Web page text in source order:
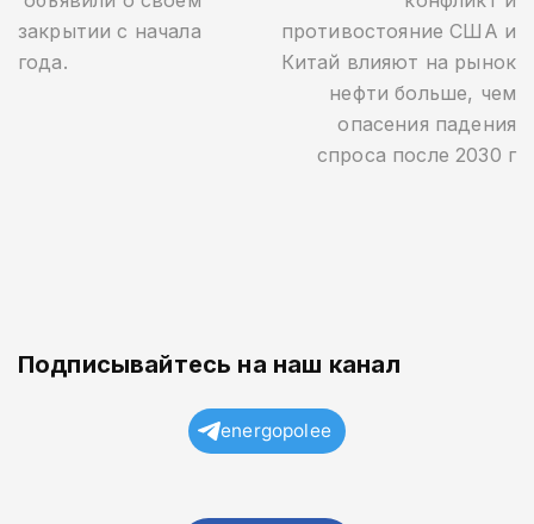
закрытии с начала
года.
противостояние США и
Китай влияют на рынок
нефти больше, чем
опасения падения
спроса после 2030 г
Подписывайтесь на наш канал
energopolee